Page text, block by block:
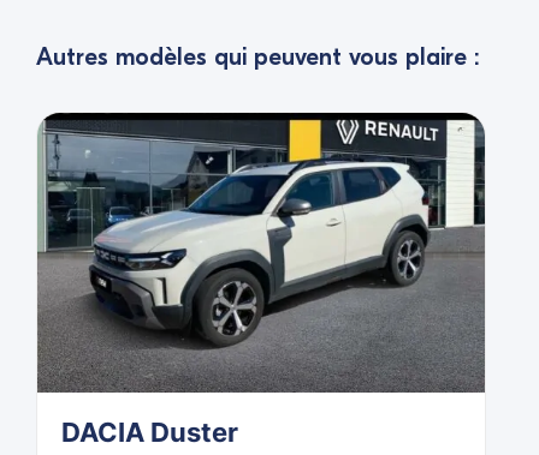
Autres modèles qui peuvent vous plaire :
DACIA Duster